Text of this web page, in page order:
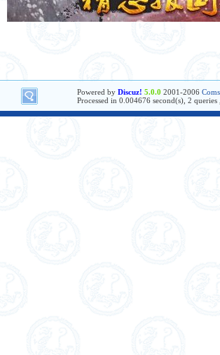
Powered by Discuz! 5.0.0 2001-2006
Processed in 0.004676 second(s), 2 queries